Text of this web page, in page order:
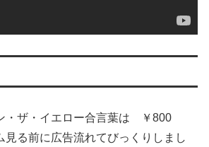
・ザ・イエロー合言葉は ￥800
見る前に広告流れてびっくりしまし